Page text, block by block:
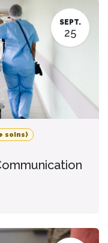
SEPT.
25
soins)